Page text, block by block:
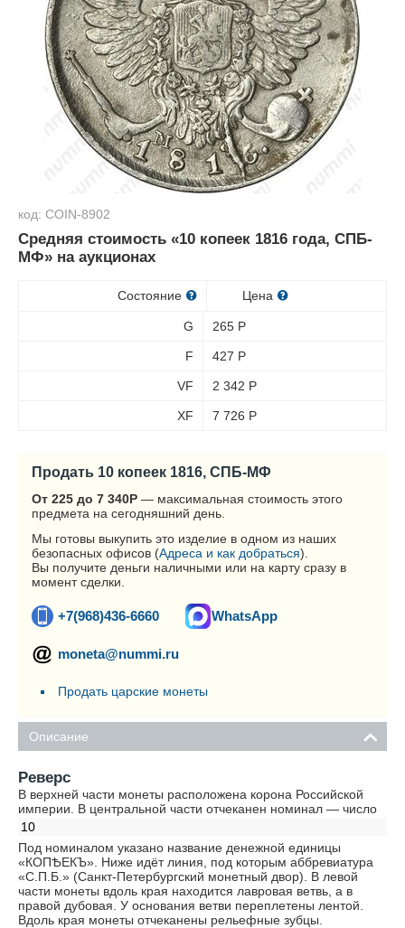
код: COIN-8902
Средняя стоимость «10 копеек 1816 года, СПБ-
МФ» на аукционах
Состояние Цена
G 265 Р
F 427 Р
VF 2 342 Р
XF 7 726 Р
Продать 10 копеек 1816, СПБ-МФ
От 225 до 7 340Р — максимальная стоимость этого
предмета на сегодняшний день.
Мы готовы выкупить это изделие в одном из наших
безопасных офисов (Адреса и как добраться).
Вы получите деньги наличными или на карту сразу в
момент сделки.
+7(968)436-6660 WhatsApp
moneta@nummi.ru
Продать царские монеты
Описание
Реверс
В верхней части монеты расположена корона Российской
империи. В центральной части отчеканен номинал — число
10
Под номиналом указано название денежной единицы
«КОПѢЕКЪ». Ниже идёт линия, под которым аббревиатура
«С.П.Б.» (Санкт-Петербургский монетный двор). В левой
части монеты вдоль края находится лавровая ветвь, а в
правой дубовая. У основания ветви переплетены лентой.
Вдоль края монеты отчеканены рельефные зубцы.